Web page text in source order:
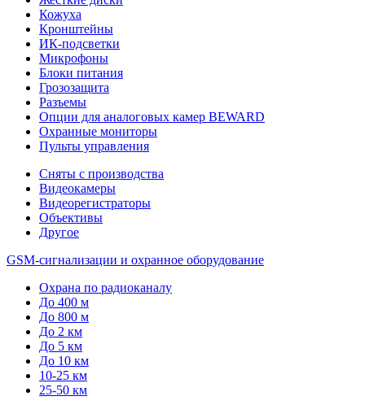
Кожуха
Кронштейны
ИК-подсветки
Микрофоны
Блоки питания
Грозозащита
Разъемы
Опции для аналоговых камер BEWARD
Охранные мониторы
Пульты управления
Сняты с производства
Видеокамеры
Видеорегистраторы
Объективы
Другое
GSM-сигнализации и охранное оборудование
Охрана по радиоканалу
До 400 м
До 800 м
До 2 км
До 5 км
До 10 км
10-25 км
25-50 км